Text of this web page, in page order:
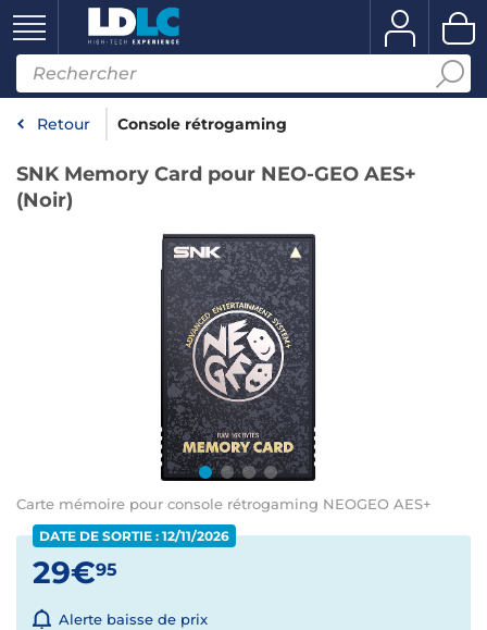
Retour Console rétrogaming
SNK Memory Card pour NEO-GEO AES+
(Noir)
Carte mémoire pour console rétrogaming NEOGEO AES+
DATE DE SORTIE : 12/11/2026
29€95
Alerte baisse de prix